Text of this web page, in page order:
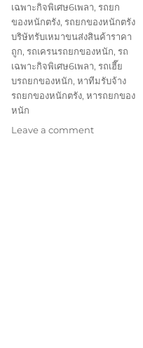
เฉพาะกิจพิเศษ6เพลา, รถยก
ของหนักตรัง, รถยกของหนักตรัง
บริษัทรับเหมาขนส่งสินค้าราคา
ถูก, รถเครนรถยกของหนัก, รถ
เฉพาะกิจพิเศษ6เพลา, รถเฮี๊ย
บรถยกของหนัก, หาทีมรับจ้าง
รถยกของหนักตรัง, หารถยกของ
หนัก
Leave a commenton